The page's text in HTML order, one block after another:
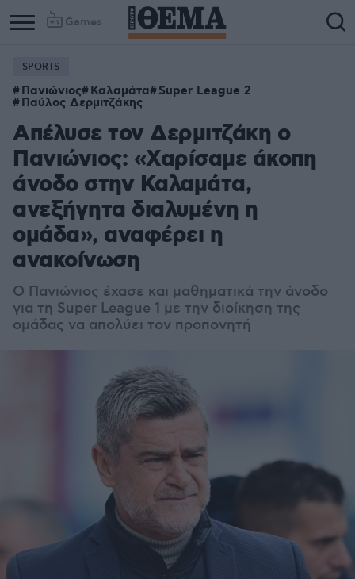
Games
SPORTS
Πανιώνιος Καλαμάτα Super League 2
Παύλος Δερμιτζάκης
Απέλυσε τον Δερμιτζάκη ο
Πανιώνιος: «Χαρίσαμε άκοπη
άνοδο στην Καλαμάτα,
ανεξήγητα διαλυμένη η
ομάδα», αναφέρει η
ανακοίνωση
Ο Πανιώνιος έχασε και μαθηματικά την άνοδο
για τη Super League 1 με την διοίκηση της
ομάδας να απολύει τον προπονητή